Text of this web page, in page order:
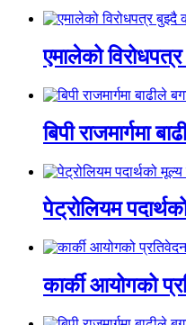
एमालेको
बिपी राजमार्गमा
पेट्रोलियम
कार्की आयोगको